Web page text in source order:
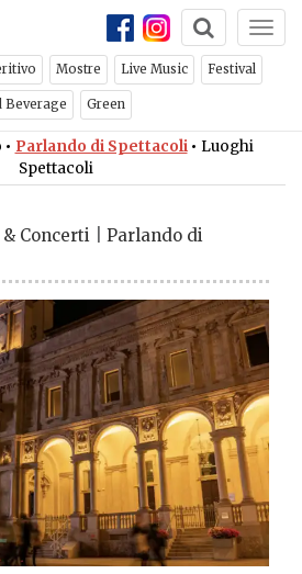
Mostre Live Music Festival
Beverage Green
• Parlando di Spettacoli • Luoghi
Spettacoli
Concerti
Parlando di